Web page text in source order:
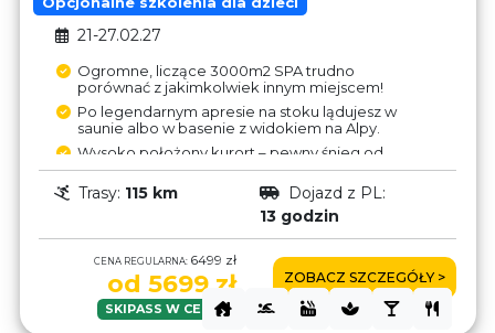
21-27.02.27
Ogromne, liczące 3000m2 SPA trudno
porównać z jakimkolwiek innym miejscem!
Po legendarnym apresie na stoku lądujesz w
saunie albo w basenie z widokiem na Alpy.
Wysoko położony kurort – pewny śnieg od
listopada do maja.
Strefa wolnocłowa (1l Finlandia – 7€,
Jägermeister – 9€) - oszczędności wystarczą
połączenia wyciągami.
Brak aneksów – pyszne wyżywienie HB w
hotelu tylko 30€/dzień.
Trasy: 115 km
Dojazd z PL:
13 godzin
CENA REGULARNA: 6499 zł
od 5699 zł
SKIPASS W CENIE!
ZOBACZ SZCZEGÓŁY >